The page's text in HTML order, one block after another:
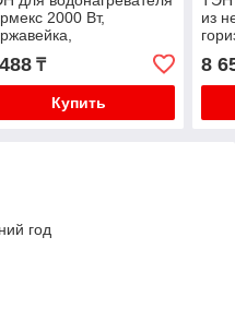
2000 Вт,
код: 66052
₸
Купить
из
8
год